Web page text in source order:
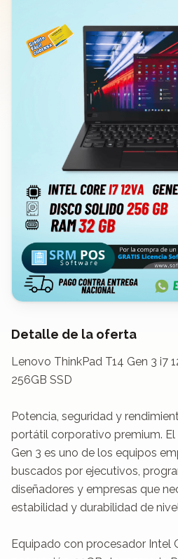
Detalle de la oferta
Lenovo ThinkPad T14 Gen 3 i7
256GB SSD
Potencia, seguridad y
portátil corporativo premium. El
Gen 3 es uno de los equipos
buscados por ejecutivos,
diseñadores y empresas que
estabilidad y durabilidad de
Equipado con procesador Intel